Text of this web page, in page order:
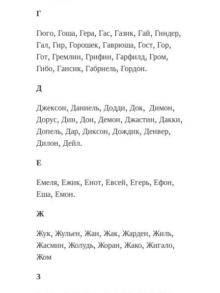
Г
Гюго, Гоша, Гера, Гас, Газик, Гай, Гиндер,
Гал, Гир, Горошек, Гаврюша, Гост, Гор,
Гот, Гремлин, Грифин, Гарфилд, Гром,
Гибо, Гансик, Габриель, Гордон.
Д
Джексон, Даниель, Додди, Док, Димон,
Дорус, Дин, Дон, Демон, Джастин, Дакки,
Допель, Дар, Диксон, Дождик, Денвер,
Дилон, Дейл.
Е
Емеля, Ежик, Енот, Евсей, Егерь, Ефон,
Еша, Емон.
Ж
Жук, Жульен, Жан, Жак, Жарден, Жиль,
Жасмин, Жолудь, Жоран, Жако, Жигало,
Жом
З